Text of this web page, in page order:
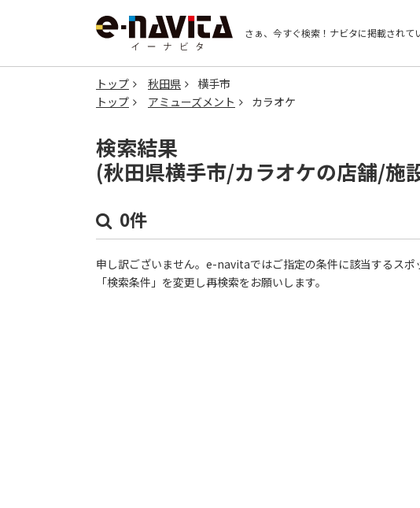
さぁ、今すぐ検索！ ナビタに掲載されて
トップ 秋田県
横手市
トップ
アミューズメント カラオケ
検索結果
(秋田県横手市/カラオケの店舗/施
0件
申し訳ございません。e-navitaではご指定の条件に該当するス
「検索条件」を変更し再検索をお願いします。